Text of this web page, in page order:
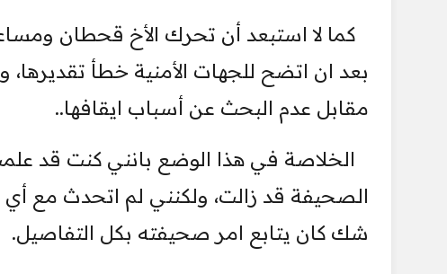
كما لا استبعد أن تحرك الأخ قحطان
بعد ان اتضح للجهات الأمنية خطأ تقديرها،
مقابل عدم البحث عن أسباب ايقافها..
الخلاصة في هذا الوضع بانني كنت قد
الصحيفة قد زالت، ولكنني لم اتحدث مع
شك كان يتابع امر صحيفته بكل التفاصيل.